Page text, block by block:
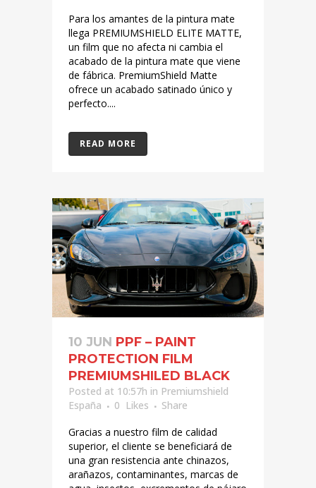
Para los amantes de la pintura mate
llega PREMIUMSHIELD ELITE MATTE,
un film que no afecta ni cambia el
acabado de la pintura mate que viene
de fábrica. PremiumShield Matte
ofrece un acabado satinado único y
perfecto....
READ MORE
10 JUN PPF – PAINT
PROTECTION FILM
PREMIUMSHILED BLACK
Posted at 10:57h in Premiumshield
España
0 Likes
Share
Gracias a nuestro film de calidad
superior, el cliente se beneficiará de
una gran resistencia ante chinazos,
arañazos, contaminantes, marcas de